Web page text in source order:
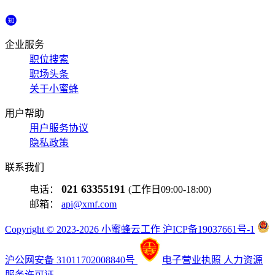
企业服务
职位搜索
职场头条
关于小蜜蜂
用户帮助
用户服务协议
隐私政策
联系我们
电话： 021 63355191 (工作日09:00-18:00)
邮箱： api@xmf.com
Copyright © 2023-2026 小蜜蜂云工作 沪ICP备19037661号-1
沪公网安备 31011702008840号 电子营业执照 人力资源